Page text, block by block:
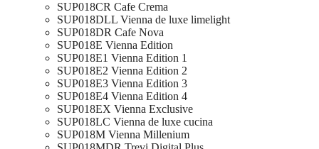
SUP018CR Cafe Crema
SUP018DLL Vienna de luxe limelight
SUP018DR Cafe Nova
SUP018E Vienna Edition
SUP018E1 Vienna Edition 1
SUP018E2 Vienna Edition 2
SUP018E3 Vienna Edition 3
SUP018E4 Vienna Edition 4
SUP018EX Vienna Exclusive
SUP018LC Vienna de luxe cucina
SUP018M Vienna Millenium